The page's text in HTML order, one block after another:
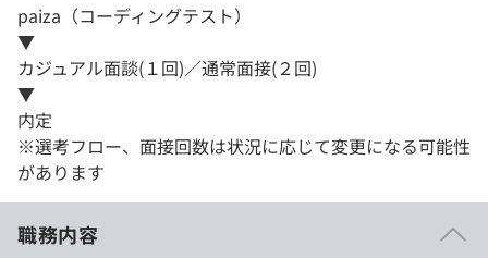
paiza（コーディングテスト）
▼
カジュアル面談(１回)／通常面接(２回)
▼
内定
※選考フロー、面接回数は状況に応じて変更になる可能性
があります
職務内容